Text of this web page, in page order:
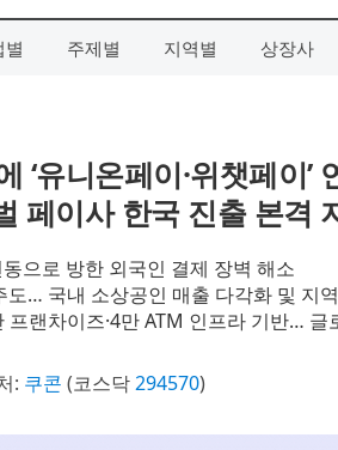
별 주제별 지역별 상장사
‘유니온페이·위챗페이
페이사 한국 진출 본격
으로 방한 외국인 결제 장벽 해소
도… 국내 소상공인 매출 다각화 및 지
프랜차이즈·4만 ATM 인프라 기반…
: 쿠콘 (코스닥294570)